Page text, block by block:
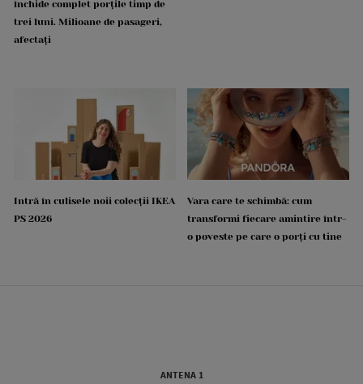
închide complet porțile timp de
trei luni. Milioane de pasageri,
afectați
Intră în culisele noii colecții IKEA
PS 2026
Vara care te schimbă: cum
transformi fiecare amintire într-
o poveste pe care o porți cu tine
ANTENA 1